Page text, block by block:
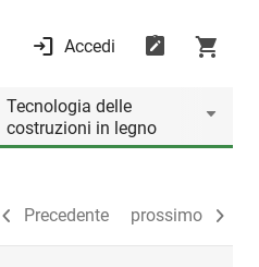
Accedi
Tecnologia delle
costruzioni in legno
Precedente prossimo
Precedente prossimo